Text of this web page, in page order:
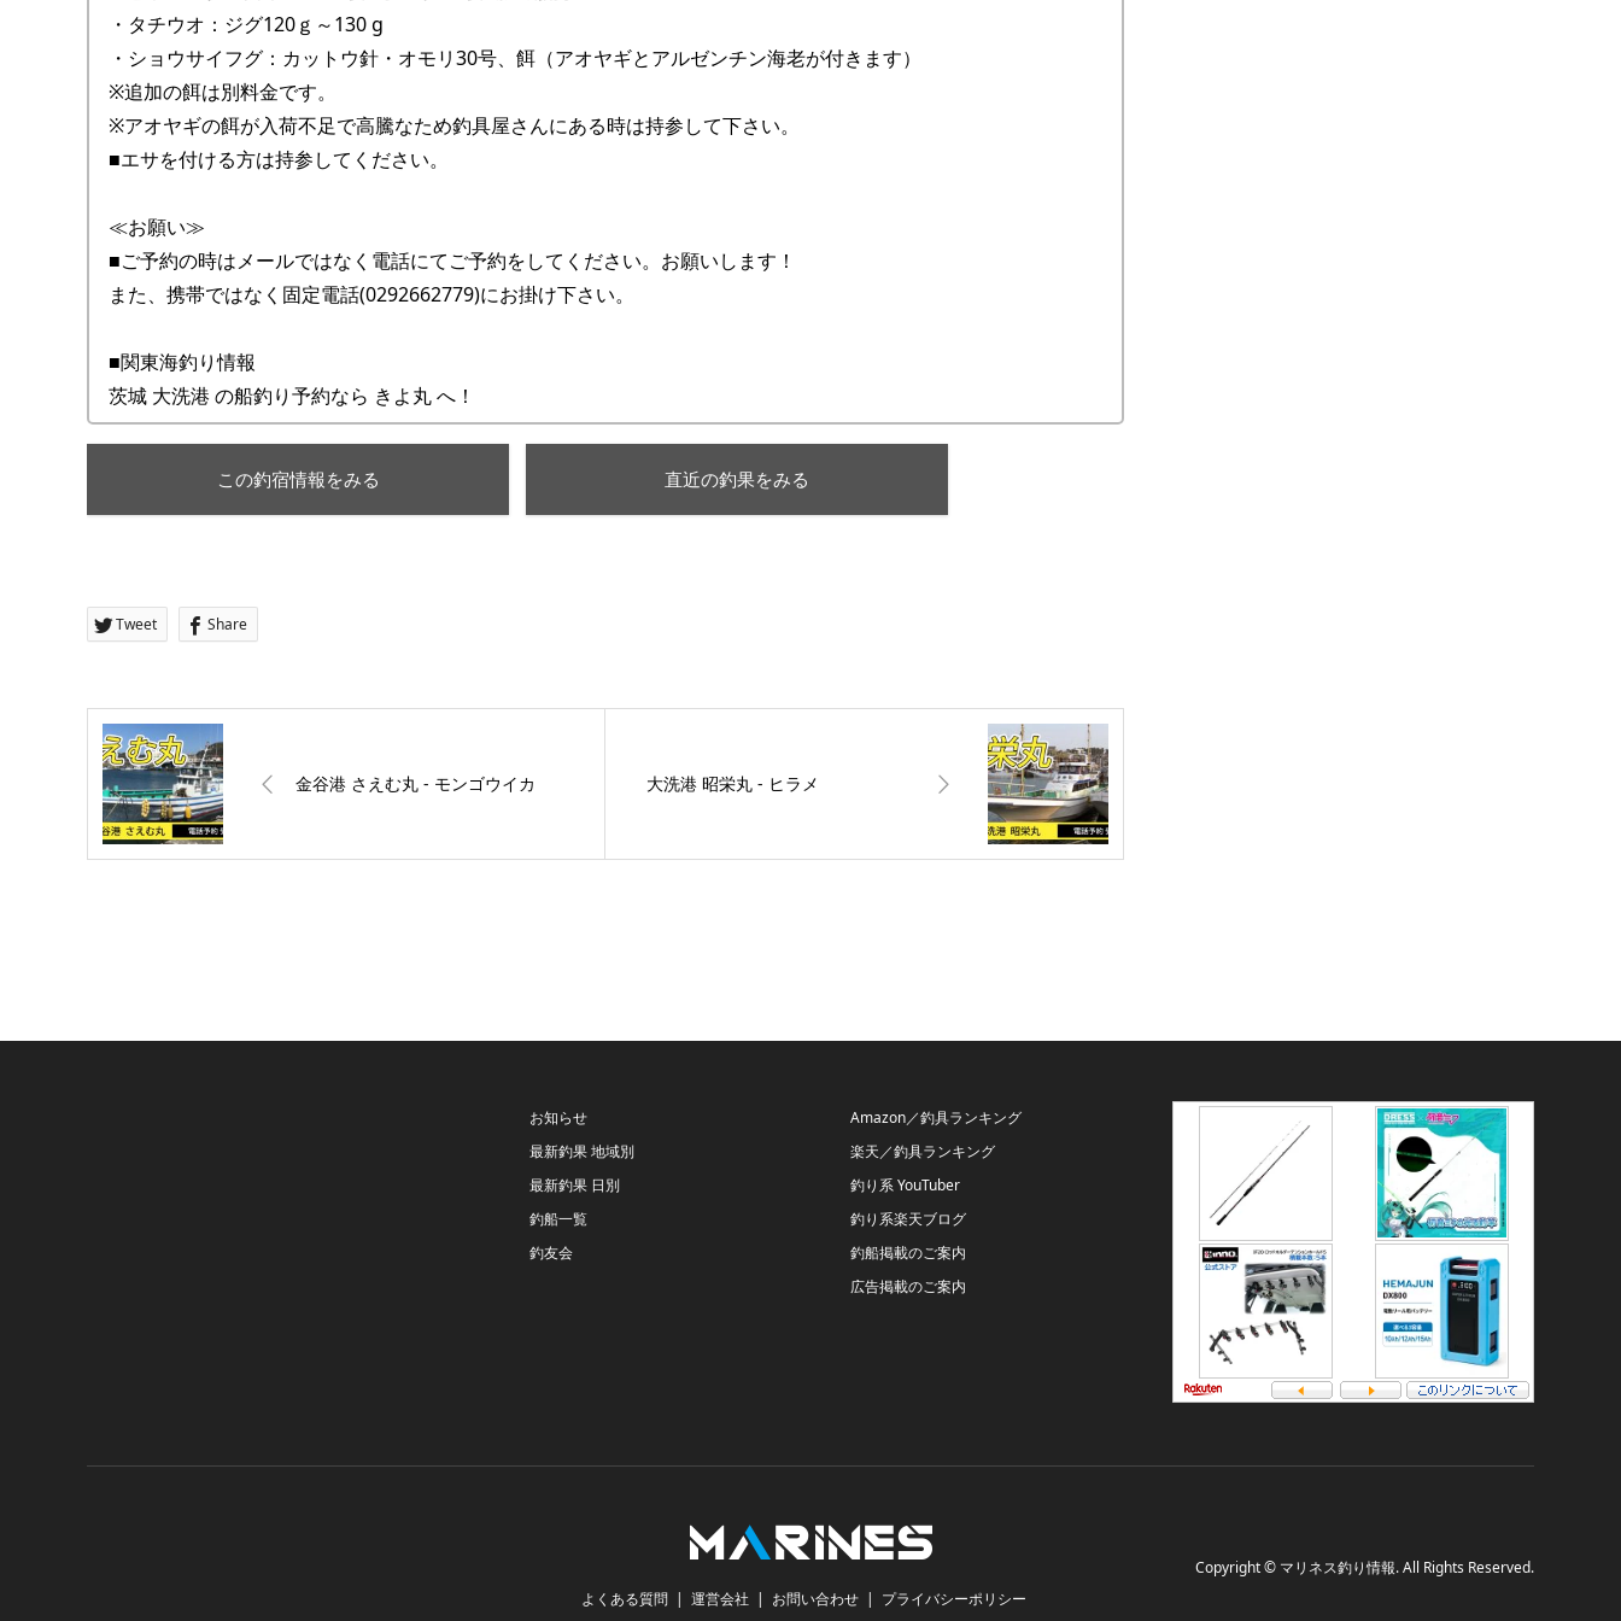
・タチウオ：ジグ120ｇ～130 g
・ショウサイフグ：カットウ針・オモリ30号、餌（アオヤギとアルゼンチン海老が付きます）
※追加の餌は別料金です。
※アオヤギの餌が入荷不足で高騰なため釣具屋さんにある時は持参して下さい。
■エサを付ける方は持参してください。
≪お願い≫
■ご予約の時はメールではなく電話にてご予約をしてください。お願いします！
また、携帯ではなく固定電話(0292662779)にお掛け下さい。
■関東海釣り情報
茨城 大洗港 の船釣り予約なら きよ丸 へ！
この釣宿情報をみる 直近の釣果をみる
Tweet Share
金谷港 さえむ丸 ‐ モンゴウイカ 大洗港 昭栄丸 ‐ ヒラメ
お知らせ
最新釣果 地域別
最新釣果 日別
釣船一覧
釣友会
Amazon／釣具ランキング
楽天／釣具ランキング
釣り系 YouTuber
釣り系楽天ブログ
釣船掲載のご案内
広告掲載のご案内
よくある質問 運営会社 お問い合わせ プライバシーポリシー
Copyright© マリネス釣り情報. All Rights Reserved.